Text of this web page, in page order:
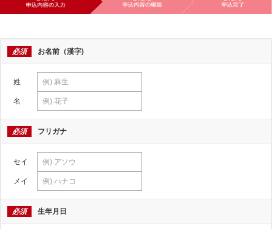
必須 お名前（漢字)
姓
名
必須 フリガナ
セイ
メイ
必須 生年月日